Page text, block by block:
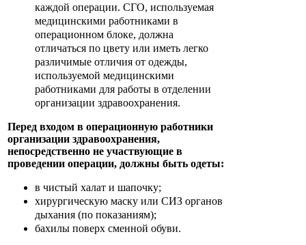
каждой операции. СГО, используемая
медицинскими работниками в
операционном блоке, должна
отличаться по цвету или иметь легко
различимые отличия от одежды,
используемой медицинскими
работниками для работы в отделении
организации здравоохранения.
Перед входом в операционную работники
организации здравоохранения,
непосредственно не участвующие в
проведении операции, должны быть одеты:
в чистый халат и шапочку;
хирургическую маску или СИЗ органов
дыхания (по показаниям);
бахилы поверх сменной обуви.